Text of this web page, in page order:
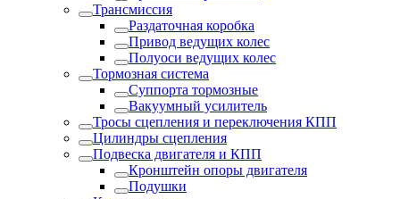
Трансмиссия
Раздаточная коробка
Привод ведущих колес
Полуоси ведущих колес
Тормозная система
Суппорта тормозные
Вакуумный усилитель
Тросы сцепления и переключения КПП
Цилиндры сцепления
Подвеска двигателя и КПП
Кронштейн опоры двигателя
Подушки